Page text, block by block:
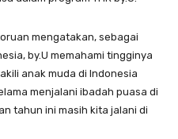
mengatakan, sebagai
by.U memahami tingginya
anak muda di Indonesia
menjalani ibadah puasa di
tahun ini masih kita jalani di